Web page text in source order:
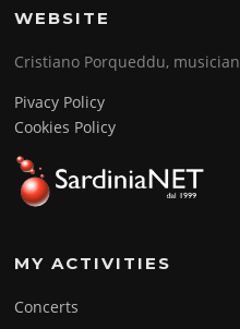
WEBSITE
Cristiano Porqueddu, musician
Pivacy Policy
Cookies Policy
MY ACTIVITIES
Concerts